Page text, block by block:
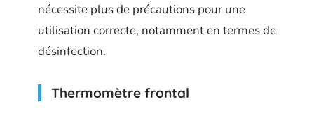
nécessite plus de précautions pour une
utilisation correcte, notamment en termes de
désinfection.
Thermomètre frontal